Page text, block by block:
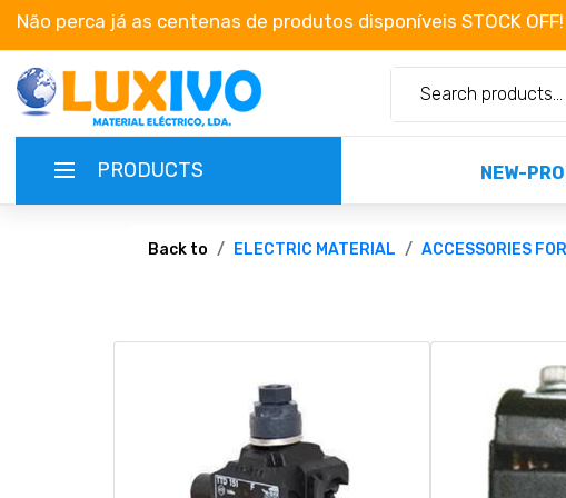
Não perca já as centenas de produtos disponíveis STOCK OFF!
PRODUCTS NEW-
NEW-PRODUCTSBack to ELECTRIC MATERIAL ACCESSORIES